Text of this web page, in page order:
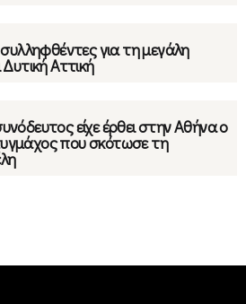
για τη μεγάλη
Αττική
είχε έρθει στην Αθήνα ο
που σκότωσε τη